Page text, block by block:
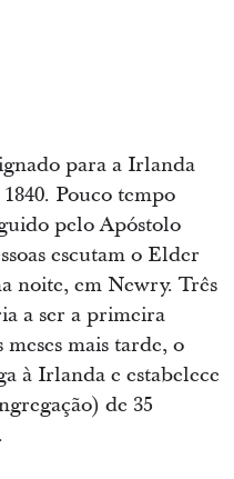
para a Irlanda
Pouco tempo
pelo Apóstolo
escutam o Elder
noite, em Newry. Três
a ser a primeira
mais tarde, o
à Irlanda e estabelece
de 35